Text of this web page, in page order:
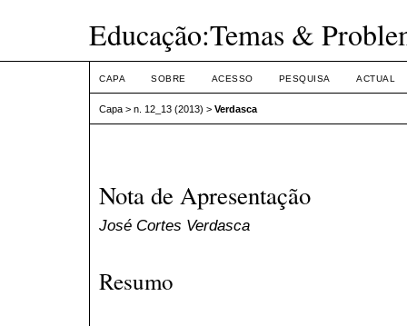
Educação:Temas &
CAPA SOBRE ACESSO PESQUISA ACTUAL
Capa > n. 12_13 (2013) > Verdasca
Nota de Apresentação
José Cortes Verdasca
Resumo